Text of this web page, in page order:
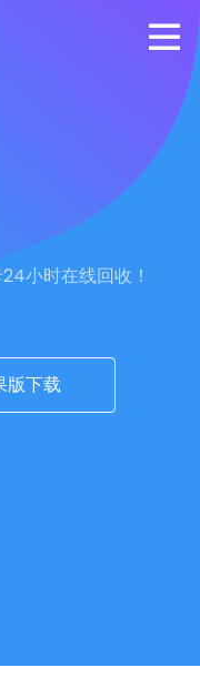
小时在线回收！
版下载